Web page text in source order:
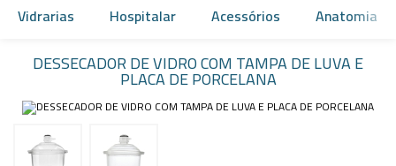
Vidrarias Hospitalar Acessórios Anatomia
DESSECADOR DE VIDRO COM TAMPA DE LUVA E
PLACA DE PORCELANA